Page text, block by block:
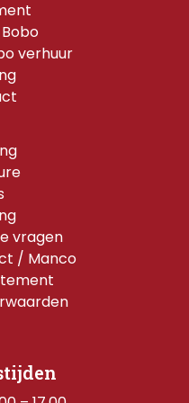
verhuur
vragen
/ Manco